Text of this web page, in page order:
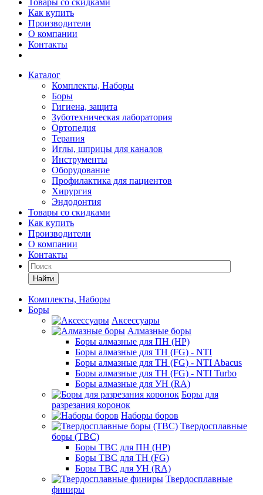
Товары со скидками
Как купить
Производители
О компании
Контакты
Каталог
Комплекты, Наборы
Боры
Гигиена, защита
Зуботехническая лаборатория
Ортопедия
Терапия
Иглы, шприцы для каналов
Инструменты
Оборудование
Профилактика для пациентов
Хирургия
Эндодонтия
Товары со скидками
Как купить
Производители
О компании
Контакты
Найти
Комплекты, Наборы
Боры
Аксессуары
Алмазные боры
Боры алмазные для ПН (HP)
Боры алмазные для ТН (FG) - NTI
Боры алмазные для ТН (FG) - NTI Abacus
Боры алмазные для ТН (FG) - NTI Turbo
Боры алмазные для УН (RA)
Боры для
разрезания коронок
Наборы боров
Твердосплавные
боры (ТВС)
Боры ТВС для ПН (HP)
Боры ТВС для ТН (FG)
Боры ТВС для УН (RA)
Твердосплавные
финиры